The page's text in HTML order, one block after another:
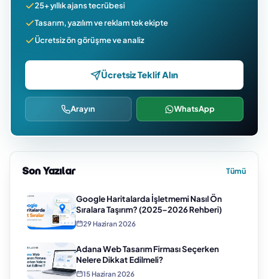
25+ yıllık ajans tecrübesi
Tasarım, yazılım ve reklam tek ekipte
Ücretsiz ön görüşme ve analiz
Ücretsiz Teklif Alın
Arayın WhatsApp
Son Yazılar Tümü
Google Haritalarda İşletmemi Nasıl Ön
Sıralara Taşırım? (2025–2026 Rehberi)
29 Haziran 2026
Adana Web Tasarım Firması Seçerken
Nelere Dikkat Edilmeli?
15 Haziran 2026